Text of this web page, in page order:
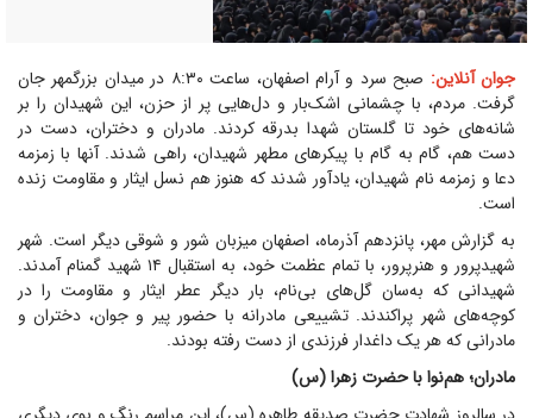
جوان آنلاین:
صبح سرد و آرام اصفهان، ساعت ۸:۳۰ در میدان بزرگمهر جان
گرفت. مردم، با چشمانی اشک‌بار و دل‌هایی پر از حزن، این شهیدان را بر
شانه‌های خود تا گلستان شهدا بدرقه کردند. مادران و دختران، دست در
دست هم، گام به گام با پیکر‌های مطهر شهیدان، راهی شدند. آنها با زمزمه
دعا و زمزمه نام شهیدان، یادآور شدند که هنوز هم نسل ایثار و مقاومت زنده
است.
به گزارش مهر، پانزدهم آذرماه، اصفهان میزبان شور و شوقی دیگر است. شهر
شهیدپرور و هنرپرور، با تمام عظمت خود، به استقبال ۱۴ شهید گمنام آمدند.
شهیدانی که به‌سان گل‌های بی‌نام، بار دیگر عطر ایثار و مقاومت را در
کوچه‌های شهر پراکندند. تشییعی مادرانه با حضور پیر و جوان، دختران و
مادرانی که هر یک داغدار فرزندی از دست رفته بودند.
مادران؛ هم‌نوا با حضرت زهرا (س)